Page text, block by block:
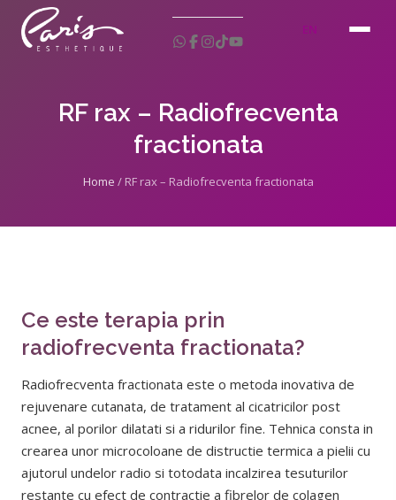
EN
RF rax – Radiofrecventa
fractionata
Home / RF rax – Radiofrecventa fractionata
Ce este terapia prin
radiofrecventa fractionata?
Radiofrecventa fractionata este o metoda inovativa de
rejuvenare cutanata, de tratament al cicatricilor post
acnee, al porilor dilatati si a ridurilor fine. Tehnica consta in
crearea unor microcoloane de distructie termica a pielii cu
ajutorul undelor radio si totodata incalzirea tesuturilor
restante cu efect de contractie a fibrelor de colagen